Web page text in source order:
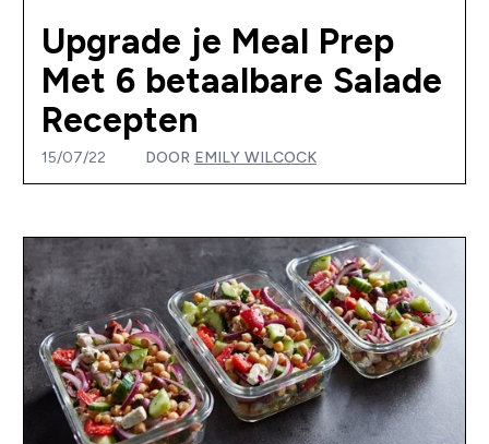
Upgrade je Meal Prep
Met 6 betaalbare Salade
Recepten
15/07/22 DOOR EMILY WILCOCK